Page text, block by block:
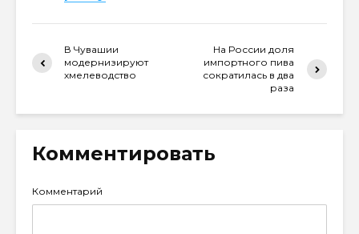
В Чувашии
модернизируют
хмелеводство
На России доля
импортного пива
сократилась в два
раза
Комментировать
Комментарий